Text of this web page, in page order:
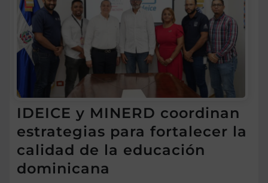
IDEICE y MINERD coordinan
estrategias para fortalecer la
calidad de la educación
dominicana